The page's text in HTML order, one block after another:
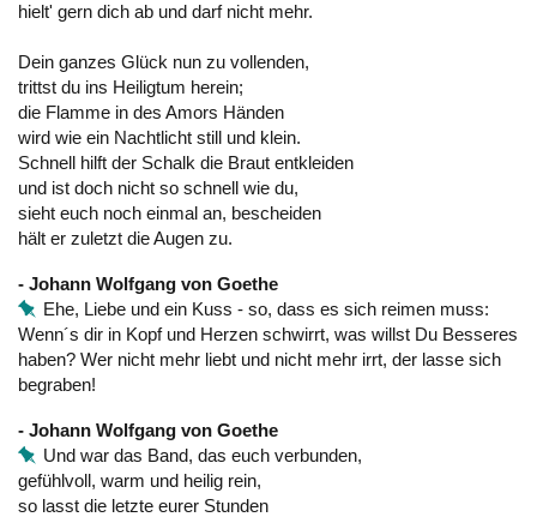
hielt' gern dich ab und darf nicht mehr.
Dein ganzes Glück nun zu vollenden,
trittst du ins Heiligtum herein;
die Flamme in des Amors Händen
wird wie ein Nachtlicht still und klein.
Schnell hilft der Schalk die Braut entkleiden
und ist doch nicht so schnell wie du,
sieht euch noch einmal an, bescheiden
hält er zuletzt die Augen zu.
- Johann Wolfgang von Goethe
Ehe, Liebe und ein Kuss - so, dass es sich reimen muss:
Wenn´s dir in Kopf und Herzen schwirrt, was willst Du Besseres
haben? Wer nicht mehr liebt und nicht mehr irrt, der lasse sich
begraben!
- Johann Wolfgang von Goethe
Und war das Band, das euch verbunden,
gefühlvoll, warm und heilig rein,
so lasst die letzte eurer Stunden